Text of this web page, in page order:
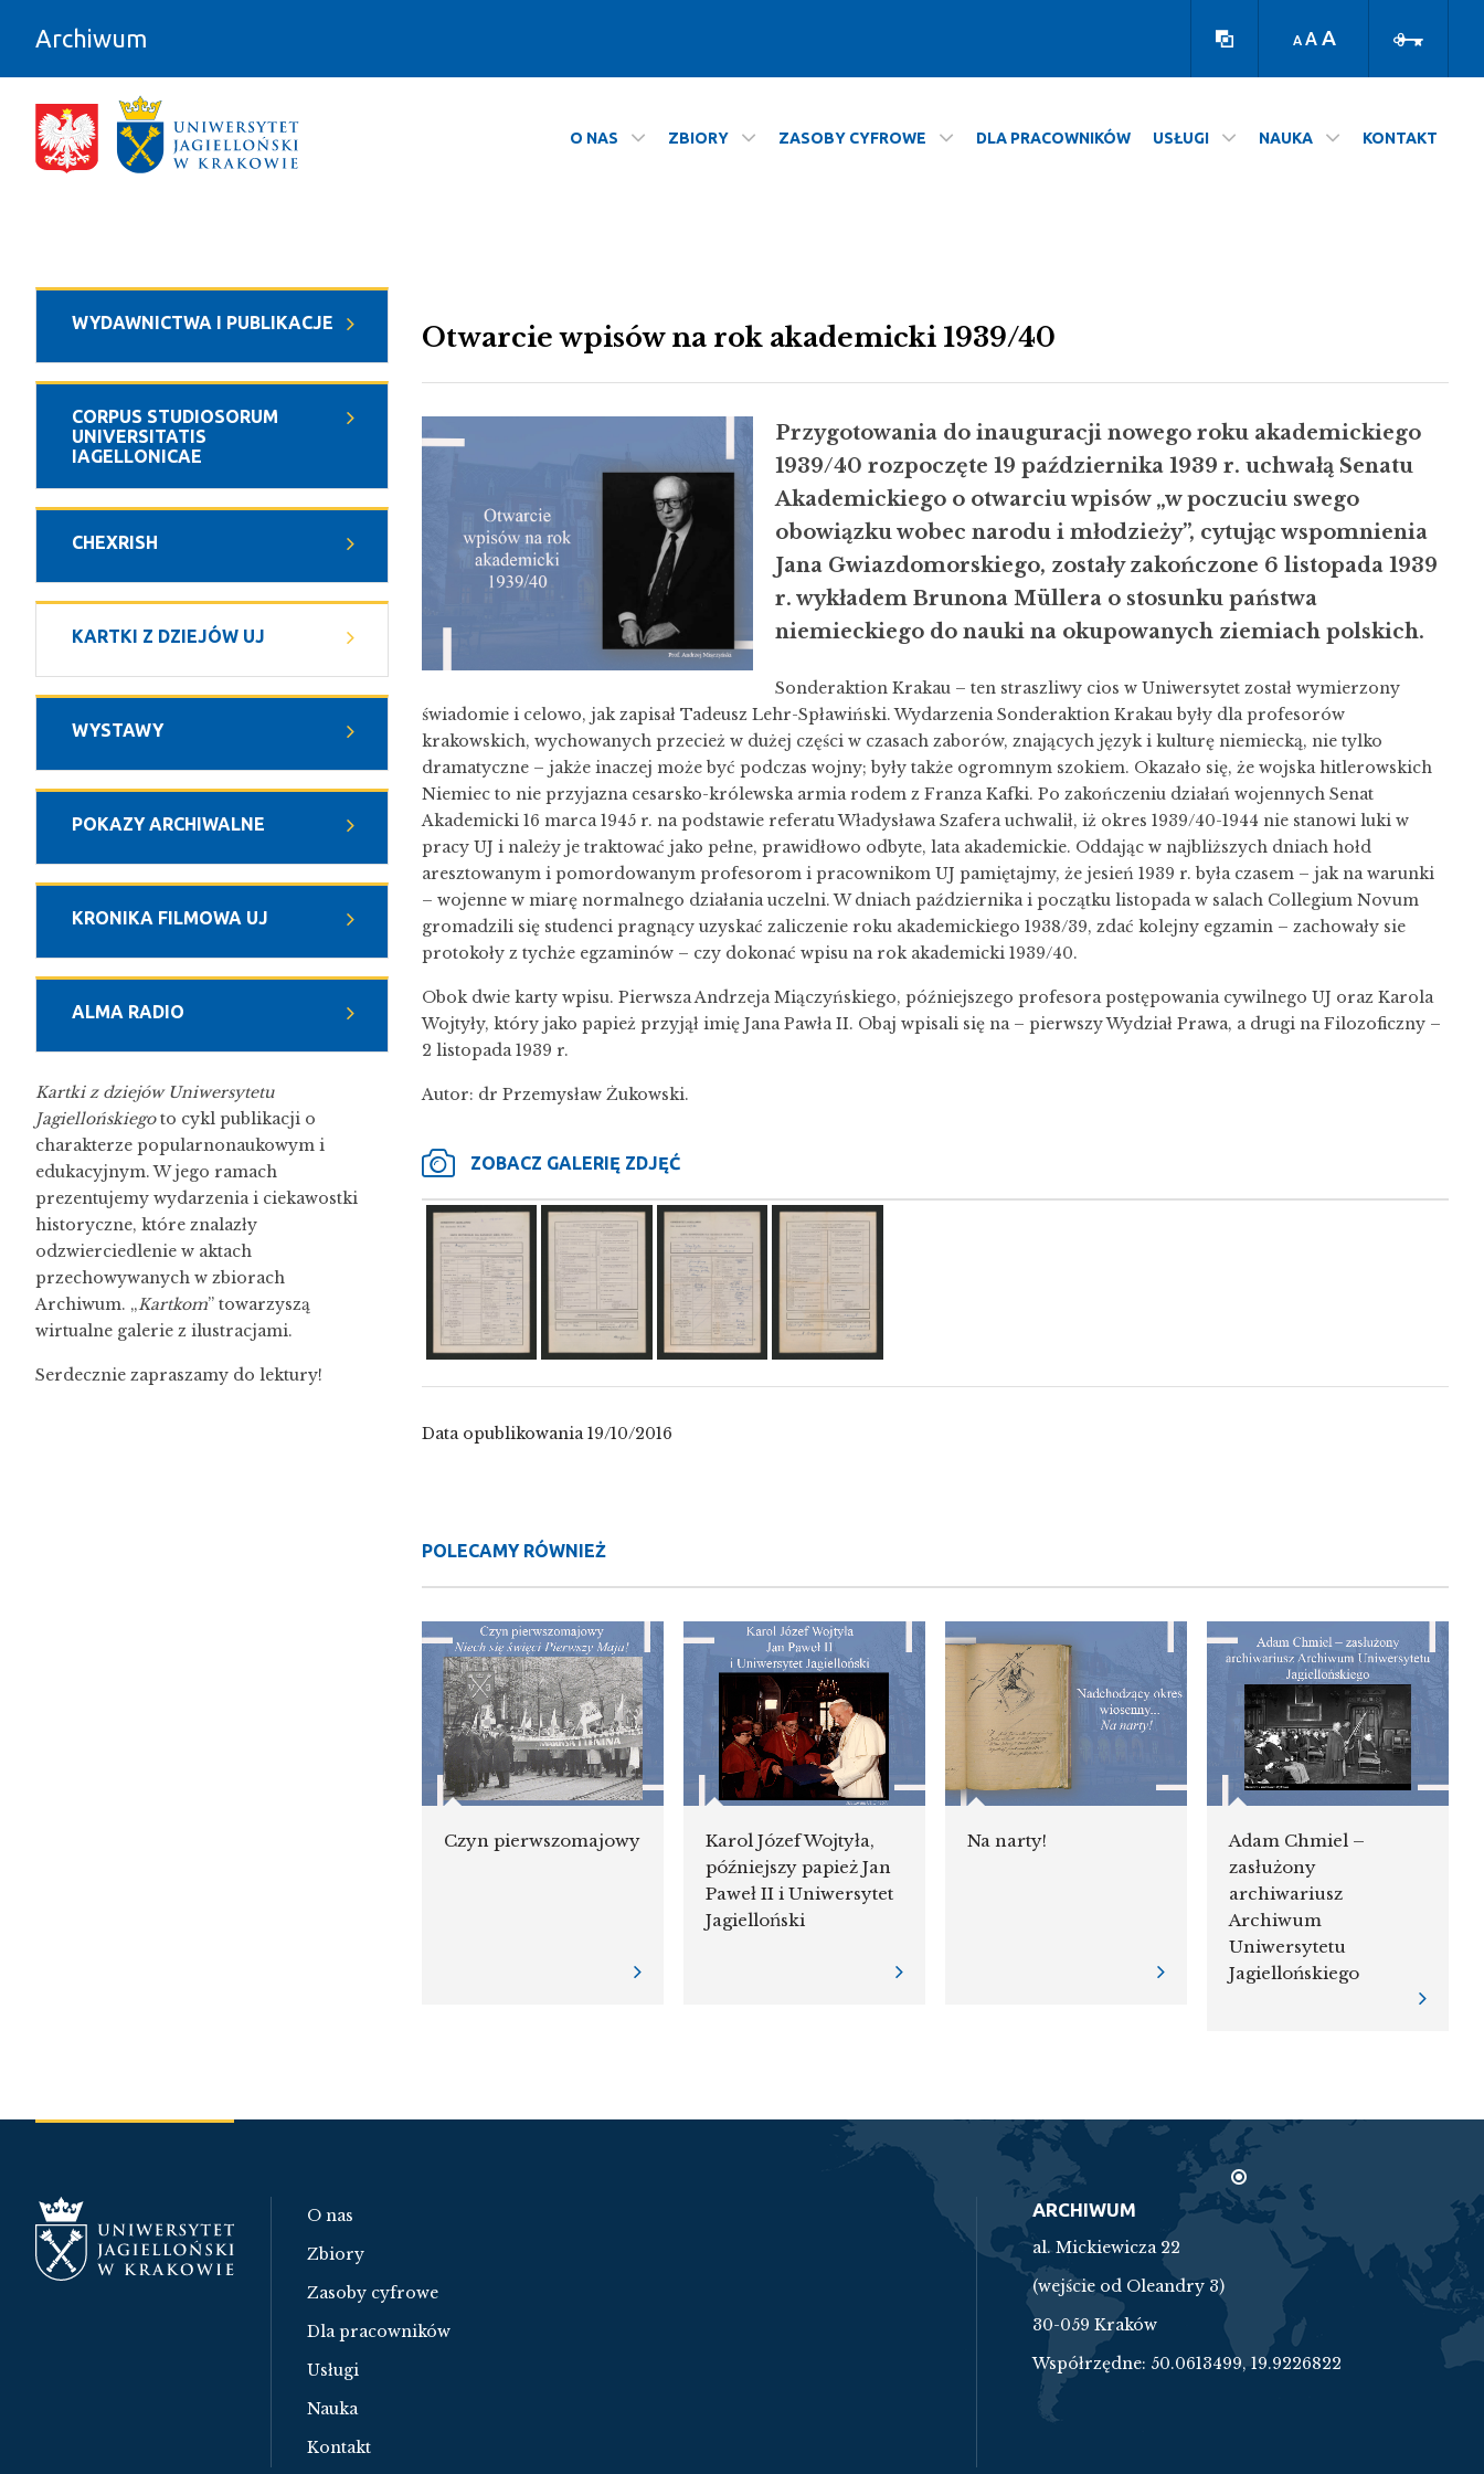
Archiwum
A A A
O NAS ZBIORY ZASOBY CYFROWE DLA PRACOWNIKÓW USŁUGI NAUKA KONTAKT
WYDAWNICTWA I PUBLIKACJE
CORPUS STUDIOSORUM
UNIVERSITATIS
IAGELLONICAE
CHEXRISH
KARTKI Z DZIEJÓW UJ
WYSTAWY
POKAZY ARCHIWALNE
KRONIKA FILMOWA UJ
ALMA RADIO
Kartki z dziejów Uniwersytetu
Jagiellońskiego to cykl publikacji o
charakterze popularnonaukowym i
edukacyjnym. W jego ramach
prezentujemy wydarzenia i ciekawostki
historyczne, które znalazły
odzwierciedlenie w aktach
przechowywanych w zbiorach
Archiwum. „Kartkom” towarzyszą
wirtualne galerie z ilustracjami.
Serdecznie zapraszamy do lektury!
Otwarcie wpisów na rok akademicki 1939/40
Przygotowania do inauguracji nowego roku akademickiego
1939/40 rozpoczęte 19 października 1939 r. uchwałą Senatu
Akademickiego o otwarciu wpisów „w poczuciu swego
obowiązku wobec narodu i młodzieży”, cytując wspomnienia
Jana Gwiazdomorskiego, zostały zakończone 6 listopada 1939
r. wykładem Brunona Müllera o stosunku państwa
niemieckiego do nauki na okupowanych ziemiach polskich.
Sonderaktion Krakau – ten straszliwy cios w Uniwersytet został wymierzony
świadomie i celowo, jak zapisał Tadeusz Lehr-Spławiński. Wydarzenia Sonderaktion Krakau były dla profesorów
krakowskich, wychowanych przecież w dużej części w czasach zaborów, znających język i kulturę niemiecką, nie tylko
dramatyczne – jakże inaczej może być podczas wojny; były także ogromnym szokiem. Okazało się, że wojska hitlerowskich
Niemiec to nie przyjazna cesarsko-królewska armia rodem z Franza Kafki. Po zakończeniu działań wojennych Senat
Akademicki 16 marca 1945 r. na podstawie referatu Władysława Szafera uchwalił, iż okres 1939/40-1944 nie stanowi luki w
pracy UJ i należy je traktować jako pełne, prawidłowo odbyte, lata akademickie. Oddając w najbliższych dniach hołd
aresztowanym i pomordowanym profesorom i pracownikom UJ pamiętajmy, że jesień 1939 r. była czasem – jak na warunki
– wojenne w miarę normalnego działania uczelni. W dniach października i początku listopada w salach Collegium Novum
gromadzili się studenci pragnący uzyskać zaliczenie roku akademickiego 1938/39, zdać kolejny egzamin – zachowały sie
protokoły z tychże egzaminów – czy dokonać wpisu na rok akademicki 1939/40.
Obok dwie karty wpisu. Pierwsza Andrzeja Miączyńskiego, późniejszego profesora postępowania cywilnego UJ oraz Karola
Wojtyły, który jako papież przyjął imię Jana Pawła II. Obaj wpisali się na – pierwszy Wydział Prawa, a drugi na Filozoficzny –
2 listopada 1939 r.
Autor: dr Przemysław Żukowski.
ZOBACZ GALERIĘ ZDJĘĆ
Data opublikowania 19/10/2016
POLECAMY RÓWNIEŻ
Czyn pierwszomajowy
Karol Józef Wojtyła,
późniejszy papież Jan
Paweł II i Uniwersytet
Jagielloński
Na narty!
Adam Chmiel –
zasłużony
archiwariusz
Archiwum
Uniwersytetu
Jagiellońskiego
O nas
Zbiory
Zasoby cyfrowe
Dla pracowników
Usługi
Nauka
Kontakt
ARCHIWUM
al. Mickiewicza 22
(wejście od Oleandry 3)
30-059 Kraków
Współrzędne: 50.0613499, 19.9226822